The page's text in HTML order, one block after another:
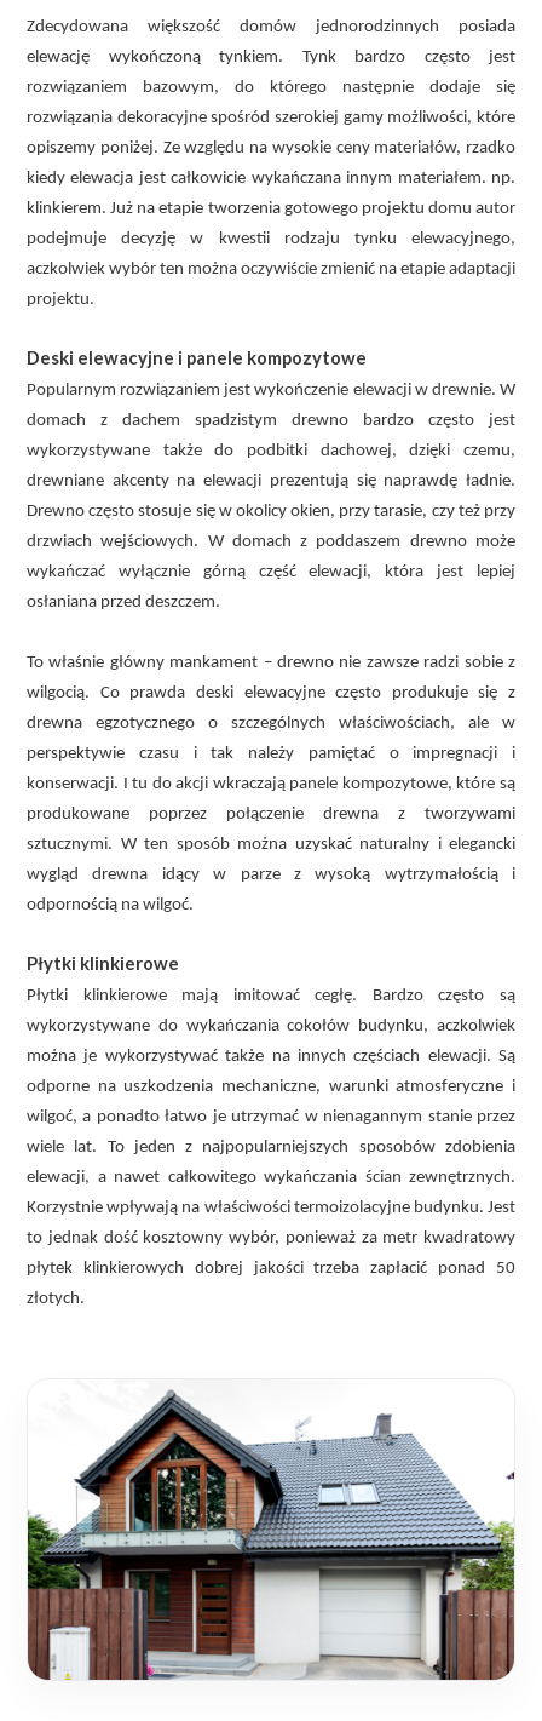
Zdecydowana większość domów jednorodzinnych posiada
elewację wykończoną tynkiem. Tynk bardzo często jest
rozwiązaniem bazowym, do którego następnie dodaje się
rozwiązania dekoracyjne spośród szerokiej gamy możliwości, które
opiszemy poniżej. Ze względu na wysokie ceny materiałów, rzadko
kiedy elewacja jest całkowicie wykańczana innym materiałem. np.
klinkierem. Już na etapie tworzenia gotowego projektu domu autor
podejmuje decyzję w kwestii rodzaju tynku elewacyjnego,
aczkolwiek wybór ten można oczywiście zmienić na etapie adaptacji
projektu.
Deski elewacyjne i panele kompozytowe
Popularnym rozwiązaniem jest wykończenie elewacji w drewnie. W
domach z dachem spadzistym drewno bardzo często jest
wykorzystywane także do podbitki dachowej, dzięki czemu,
drewniane akcenty na elewacji prezentują się naprawdę ładnie.
Drewno często stosuje się w okolicy okien, przy tarasie, czy też przy
drzwiach wejściowych. W domach z poddaszem drewno może
wykańczać wyłącznie górną część elewacji, która jest lepiej
osłaniana przed deszczem.
To właśnie główny mankament – drewno nie zawsze radzi sobie z
wilgocią. Co prawda deski elewacyjne często produkuje się z
drewna egzotycznego o szczególnych właściwościach, ale w
perspektywie czasu i tak należy pamiętać o impregnacji i
konserwacji. I tu do akcji wkraczają panele kompozytowe, które są
produkowane poprzez połączenie drewna z tworzywami
sztucznymi. W ten sposób można uzyskać naturalny i elegancki
wygląd drewna idący w parze z wysoką wytrzymałością i
odpornością na wilgoć.
Płytki klinkierowe
Płytki klinkierowe mają imitować cegłę. Bardzo często są
wykorzystywane do wykańczania cokołów budynku, aczkolwiek
można je wykorzystywać także na innych częściach elewacji. Są
odporne na uszkodzenia mechaniczne, warunki atmosferyczne i
wilgoć, a ponadto łatwo je utrzymać w nienagannym stanie przez
wiele lat. To jeden z najpopularniejszych sposobów zdobienia
elewacji, a nawet całkowitego wykańczania ścian zewnętrznych.
Korzystnie wpływają na właściwości termoizolacyjne budynku. Jest
to jednak dość kosztowny wybór, ponieważ za metr kwadratowy
płytek klinkierowych dobrej jakości trzeba zapłacić ponad 50
złotych.